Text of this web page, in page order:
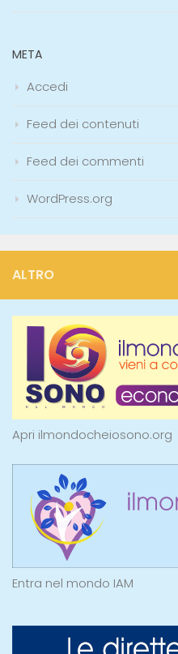
META
Accedi
Feed dei contenuti
Feed dei commenti
WordPress.org
ALTRO
Apri ilmondocheiosono.org
Entra nel mondo IAM